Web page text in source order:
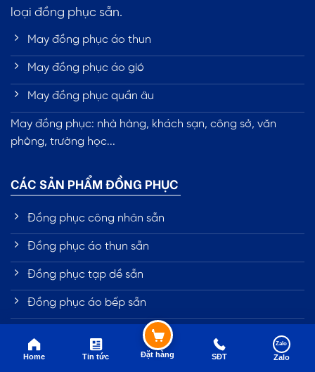
loại đồng phục sẵn.
May đồng phục áo thun
May đồng phục áo gió
May đồng phục quần âu
May đồng phục: nhà hàng, khách sạn, công sở, văn
phòng, trường học...
CÁC SẢN PHẨM ĐỒNG PHỤC
Đồng phục công nhân sẵn
Đồng phục áo thun sẵn
Đồng phục tạp dề sẵn
Đồng phục áo bếp sẵn
Đồng phục bảo vệ sẵn
Thiết kế đồng phục online
Home Tin tức Đặt hàng SĐT
Zalo
Zalo